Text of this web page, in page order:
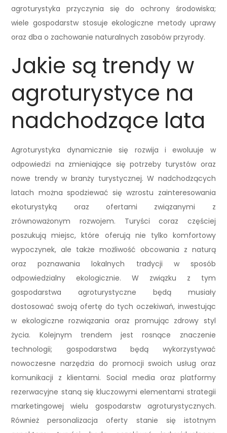
agroturystyka przyczynia się do ochrony środowiska;
wiele gospodarstw stosuje ekologiczne metody uprawy
oraz dba o zachowanie naturalnych zasobów przyrody.
Jakie są trendy w
agroturystyce na
nadchodzące lata
Agroturystyka dynamicznie się rozwija i ewoluuje w
odpowiedzi na zmieniające się potrzeby turystów oraz
nowe trendy w branży turystycznej. W nadchodzących
latach można spodziewać się wzrostu zainteresowania
ekoturystyką oraz ofertami związanymi z
zrównoważonym rozwojem. Turyści coraz częściej
poszukują miejsc, które oferują nie tylko komfortowy
wypoczynek, ale także możliwość obcowania z naturą
oraz poznawania lokalnych tradycji w sposób
odpowiedzialny ekologicznie. W związku z tym
gospodarstwa agroturystyczne będą musiały
dostosować swoją ofertę do tych oczekiwań, inwestując
w ekologiczne rozwiązania oraz promując zdrowy styl
życia. Kolejnym trendem jest rosnące znaczenie
technologii; gospodarstwa będą wykorzystywać
nowoczesne narzędzia do promocji swoich usług oraz
komunikacji z klientami. Social media oraz platformy
rezerwacyjne staną się kluczowymi elementami strategii
marketingowej wielu gospodarstw agroturystycznych.
Również personalizacja oferty stanie się istotnym